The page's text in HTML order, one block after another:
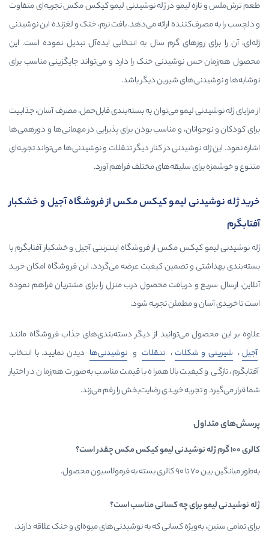
در ژله نوشیدنی لیمو کیکس مکس تجربه‌ای متفاوت
ارائه می‌دهد. بافت نرم، خنک و لغزنده این نوشیدنی
گرم سال به انتخابی ایده‌آل تبدیل نموده است. این
خنک را دارد و می‌تواند جایگزینی مناسب برای
دیگر باشد.
می‌توان به بسته‌بندی قابل‌حمل، مصرف آسان، جذابیت
و مناسب بودن برای پذیرایی در مهمانی‌ها و دورهمی‌ها
در کنار دیگر تنقلات و نوشیدنی‌ها می‌تواند تجربه‌ای
مختلف فراهم آورد.
کیکس مکس از فروشگاه آجیل و خشکبار
از فروشگاه اینترنتی آجیل و خشکبار آفتابگرم با
کیفیت عرضه می‌گردد. این فروشگاه امکان خرید
محصول درب منزل را برای مشتریان فراهم نموده
تجربه شود.
از دیگر دسته‌بندی‌های جذاب فروشگاه مانند
،تنقلاتونوشیدنی‌ها دیدن نمایید. با انتخاب
بالا همراه با قیمت مناسب به‌صورت هم‌زمان در اختیار
رضایت‌بخش را رقم می‌زند.
کسانی مناسب است؟
که به نوشیدنی‌های میوه‌ای و خنک علاقه دارند.